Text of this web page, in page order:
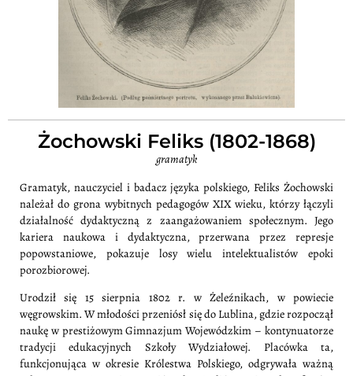
Żochowski Feliks (1802-1868)
gramatyk
Gramatyk, nauczyciel i badacz języka polskiego, Feliks Żochowski
należał do grona wybitnych pedagogów XIX wieku, którzy łączyli
działalność dydaktyczną z zaangażowaniem społecznym. Jego
kariera naukowa i dydaktyczna, przerwana przez represje
popowstaniowe, pokazuje losy wielu intelektualistów epoki
porozbiorowej.
Urodził się 15 sierpnia 1802 r. w Żeleźnikach, w powiecie
węgrowskim. W młodości przeniósł się do Lublina, gdzie rozpoczął
naukę w prestiżowym Gimnazjum Wojewódzkim – kontynuatorze
tradycji edukacyjnych Szkoły Wydziałowej. Placówka ta,
funkcjonująca w okresie Królestwa Polskiego, odgrywała ważną